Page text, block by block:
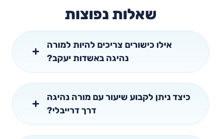
שאלות נפוצות
אילו כישורים צריכים להיות למורה
נהיגה באשדות יעקב?
כיצד ניתן לקבוע שיעור עם מורה נהיגה
דרך דרייבלי?